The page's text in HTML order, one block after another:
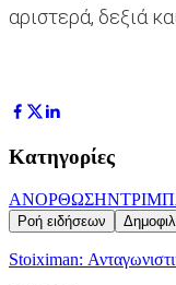
αριστερά, δεξιά
Κατηγορίες
ΑΝΟΡΘΩΣΗ
Ροή ειδήσεων
Stoiximan: